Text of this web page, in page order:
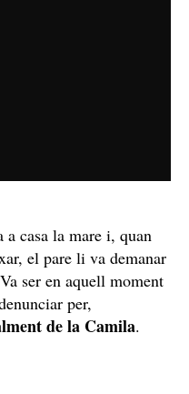
del juny 2020, la
la tenia la mare,
es van començar a
quan va esclatar la
confinament.